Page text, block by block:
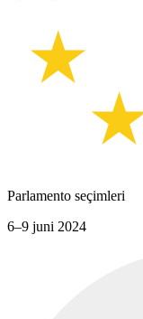
Parlamento seçimleri
6–9 juni 2024